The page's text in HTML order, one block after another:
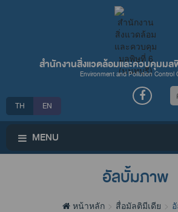
สำนักงานสิ่งแวดล้อมและควบคุมม
Environment and Pollution Control
TH EN
ค้
MENU
อัลบั้มภาพ
หน้าหลัก สื่อมัลติมีเดีย